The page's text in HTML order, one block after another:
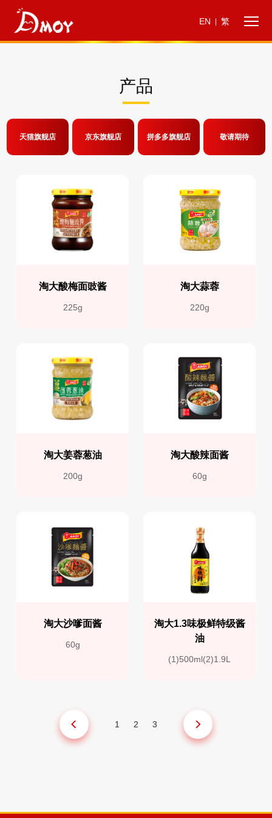
EN 繁
产品
天猫旗舰店 京东旗舰店 拼多多旗舰店 敬请期待
淘大酸梅面豉酱
225g
淘大蒜蓉
220g
淘大姜蓉葱油
200g
淘大酸辣面酱
60g
淘大沙嗲面酱
60g
淘大1.3味极鲜特级酱
油
(1)500ml(2)1.9L
1 2 3